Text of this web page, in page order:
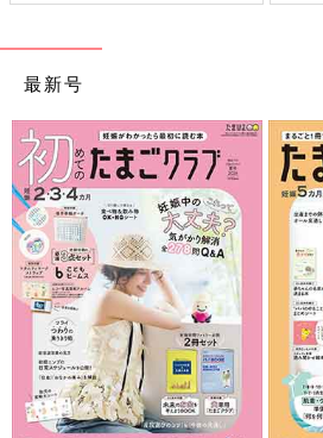
最新号